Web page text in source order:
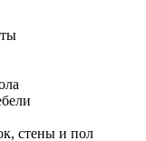
стены и пол